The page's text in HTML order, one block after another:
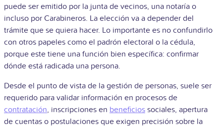
puede ser emitido por la junta de vecinos, una notaría o
incluso por Carabineros. La elección va a depender del
trámite que se quiera hacer. Lo importante es no confundirlo
con otros papeles como el padrón electoral o la cédula,
porque este tiene una función bien específica: confirmar
dónde está radicada una persona.
Desde el punto de vista de la gestión de personas, suele ser
requerido para validar información en procesos de
contratación, inscripciones en beneficios sociales, apertura
de cuentas o postulaciones que exigen precisión sobre la